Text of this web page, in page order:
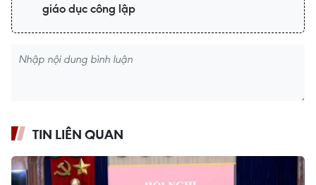
giáo dục công lập
TIN LIÊN QUAN